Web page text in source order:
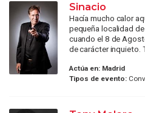
Sinacio
Hacía mucho calor
pequeña localidad
cuando el 8 de
de carácter inquieto.
Actúa en: Madrid
Tipos de evento: